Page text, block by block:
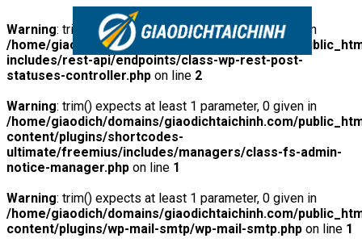
Warning: trim() expects at least 1 parameter, 0 given in
/home/giaodich/domains/giaodichtaichinh.com/
includes/rest-api/endpoints/class-wp-rest-post-
statuses-controller.php on line 2
Warning: trim() expects at least 1 parameter, 0 given in
/home/giaodich/domains/giaodichtaichinh.com/
content/plugins/shortcodes-
ultimate/freemius/includes/managers/class-fs-admin-
notice-manager.php on line 1
Warning: trim() expects at least 1 parameter, 0 given in
/home/giaodich/domains/giaodichtaichinh.com/
content/plugins/wp-mail-smtp/wp-mail-smtp.php on line 1